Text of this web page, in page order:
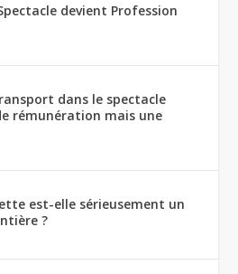
devient Profession
dans le spectacle
rémunération mais une
est-elle sérieusement un
?